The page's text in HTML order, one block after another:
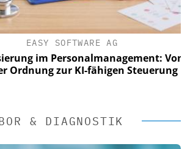
EASY SOFTWARE AG
im Personalmanagement: Von
zur KI-fähigen Steuerung
& DIAGNOSTIK